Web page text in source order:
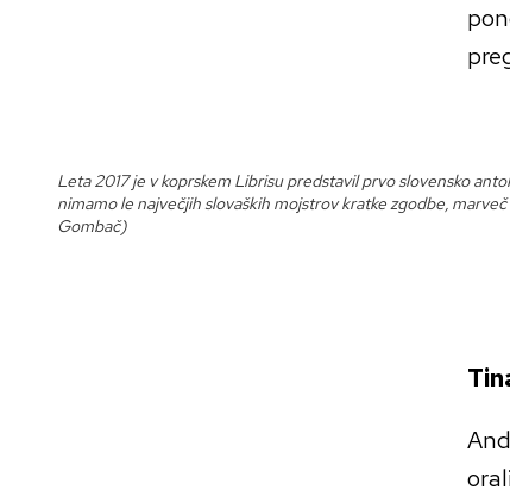
Leta 2017 je v koprskem Librisu predstavil prvo slovensko
nimamo le največjih slovaških mojstrov kratke zgodbe,
Gombač)